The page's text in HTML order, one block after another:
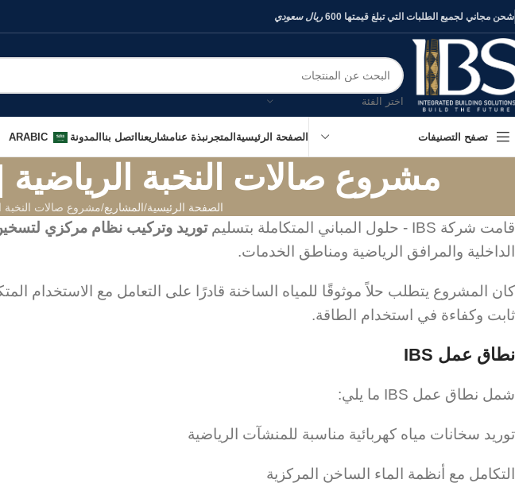
شحن مجاني لجميع الطلبات التي تبلغ قيمتها 600 ريال سعودي
اختر الفئة
تصفح التصنيفات الصفحة الرئيسيةالمتجر نبذة عنامشاريعنااتصل بناالمدونة ARABIC
مشروع صالات النخبة
الصفحة الرئيسية المشاريع مشروع صالات النخبة
قامت شركة IBS - حلول المباني المتكاملة بتسليم توريد وتركيب نظام مركزي لتسخين
الداخلية والمرافق الرياضية ومناطق الخدمات.
كان المشروع يتطلب حلاً موثوقًا للمياه الساخنة قادرًا على التعامل مع الاستخدام
ثابت وكفاءة في استخدام الطاقة.
نطاق عمل IBS
شمل نطاق عمل IBS ما يلي:
توريد سخانات مياه كهربائية مناسبة للمنشآت الرياضية
التكامل مع أنظمة الماء الساخن المركزية